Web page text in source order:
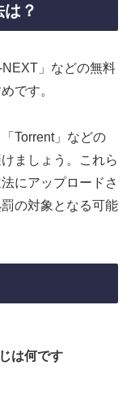
？
NEXT」などの無料
です。
Torrent」などの
ましょう。これら
にアップロードさ
の対象となる可能
は何です